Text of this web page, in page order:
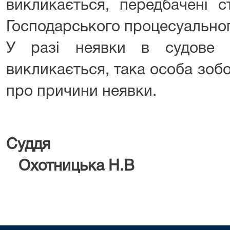
викликається, передбачені
Господарського
У разі неявки в судове
викликається, така особа
про причини неявки.
Охотницька Н.В